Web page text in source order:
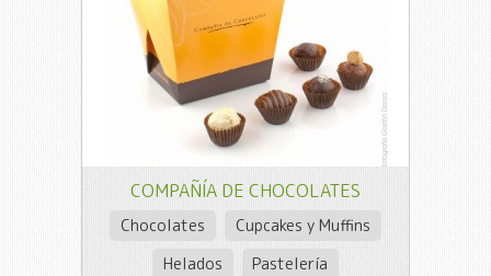
COMPAÑÍA DE CHOCOLATES
Chocolates
Cupcakes y Muffins
Helados
Pastelería